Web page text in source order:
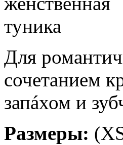
Для
сочетанием
запáхом и
Размеры: